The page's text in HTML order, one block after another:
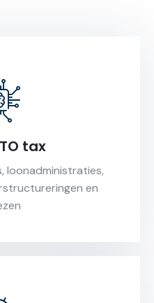
tax
loonadministraties,
en